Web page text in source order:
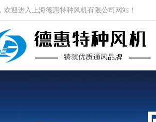
欢迎进入上海德惠特种风机有限公司网站！